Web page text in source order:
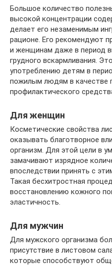
Большое количество
высокой концентрации
делает его незаменимым
рационе. Его рекомендуют
и женщинам даже в период
грудного вскармливания.
употреблению детям в
пожилым людям в качестве
профилактического
Для женщин
Косметические свойства
оказывать благотворное
организм. Для этой цели в
замачивают изрядное
впоследствии принять с
Такая бесхитростная
восстановлению кожного
эластичность.
Для мужчин
Для мужского организма
присутствие в листовом
которые способствуют